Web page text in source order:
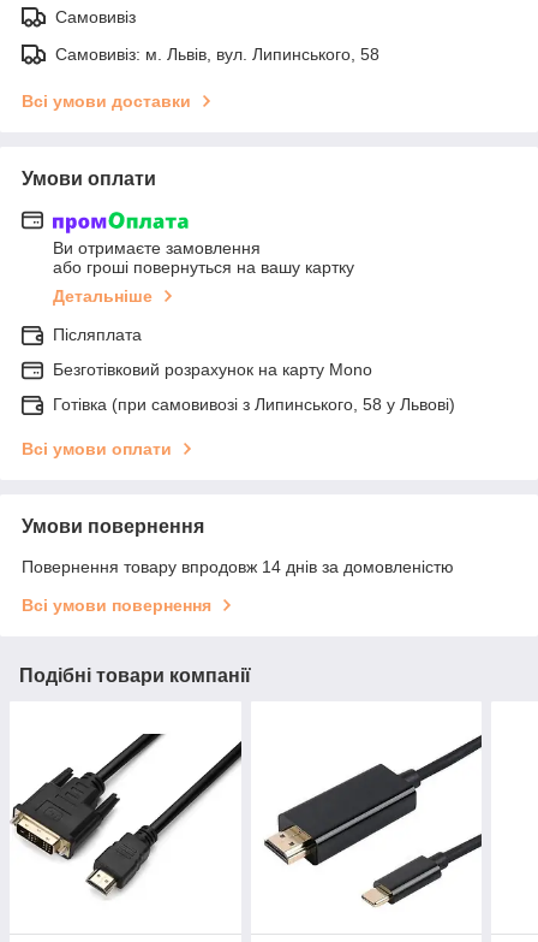
Самовивіз
Самовивіз: м. Львів, вул. Липинського, 58
Всі умови доставки
Умови оплати
Ви отримаєте замовлення
або гроші повернуться на вашу картку
Детальніше
Післяплата
Безготівковий розрахунок на карту Mono
Готівка (при самовивозі з Липинського, 58 у Львові)
Всі умови оплати
Умови повернення
Повернення товару впродовж 14 днів за домовленістю
Всі умови повернення
Подібні товари компанії